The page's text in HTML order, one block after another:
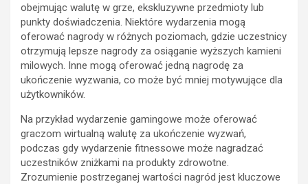
obejmując walutę w grze, ekskluzywne przedmioty lub
punkty doświadczenia. Niektóre wydarzenia mogą
oferować nagrody w różnych poziomach, gdzie uczestnicy
otrzymują lepsze nagrody za osiąganie wyższych kamieni
milowych. Inne mogą oferować jedną nagrodę za
ukończenie wyzwania, co może być mniej motywujące dla
użytkowników.
Na przykład wydarzenie gamingowe może oferować
graczom wirtualną walutę za ukończenie wyzwań,
podczas gdy wydarzenie fitnessowe może nagradzać
uczestników zniżkami na produkty zdrowotne.
Zrozumienie postrzeganej wartości nagród jest kluczowe